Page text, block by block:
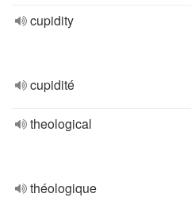
cupidity
cupidité
theological
théologique